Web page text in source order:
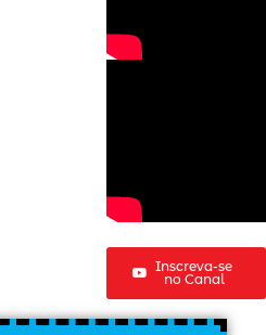
Inscreva-se
no Canal